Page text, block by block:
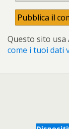
Questo sito usa
come i tuoi dati